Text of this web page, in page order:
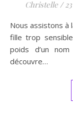
Christelle /
Nous assistons à la grandeur et à la décadence d’une jeune
fille trop
poids d’un
découvre…